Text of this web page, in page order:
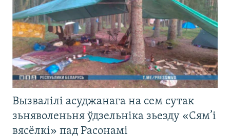
Вызвалілі асуджанага на сем сутак
зьняволеньня ўдзельніка зьезду «Сям’і
вясёлкі» пад Расонамі